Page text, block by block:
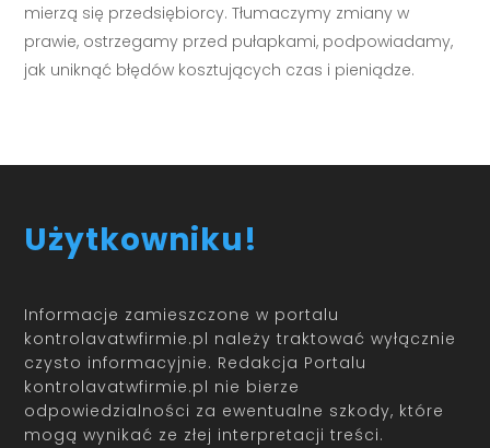
mierzą się przedsiębiorcy. Tłumaczymy zmiany w
prawie, ostrzegamy przed pułapkami, podpowiadamy,
jak uniknąć błędów kosztujących czas i pieniądze.
Użytkowniku!
Informacje zamieszczone w portalu
kontrolavatwfirmie.pl należy traktować wyłącznie
czysto informacyjnie. Redakcja Portalu
kontrolavatwfirmie.pl nie bierze
odpowiedzialności za ewentualne szkody, które
mogą wynikać ze złej interpretacji treści.